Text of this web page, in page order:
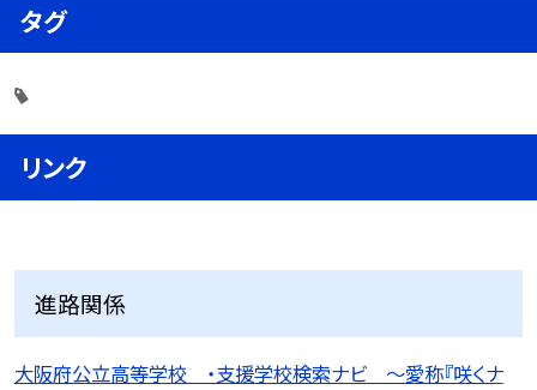
タグ
リンク
進路関係
大阪府公立高等学校 ・支援学校検索ナビ 〜愛称『咲くナ